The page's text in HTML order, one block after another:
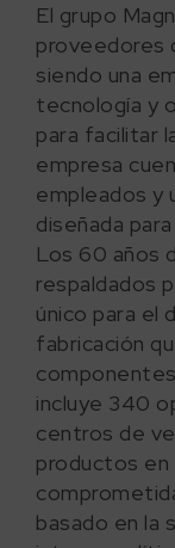
El grupo
proveedores
siendo una
tecnología y
para facilitar
empresa
empleados y
diseñada
Los 60 años
respaldados
único para el
fabricación
incluye 340
centros de
productos en
basado en la